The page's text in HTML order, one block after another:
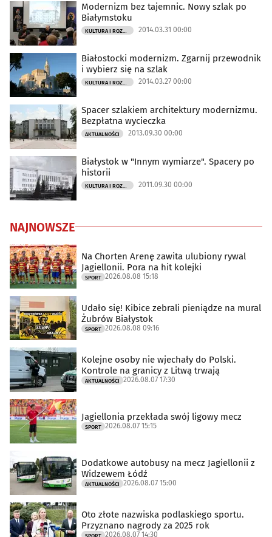
Modernizm bez tajemnic. Nowy szlak po
Białymstoku
2014.03.31 00:00
Białostocki modernizm. Zgarnij przewodnik
i wybierz się na szlak
2014.03.27 00:00
Spacer szlakiem architektury modernizmu.
Bezpłatna wycieczka
AKTUALNOŚCI 2013.09.30 00:00
Białystok w "Innym wymiarze". Spacery po
historii
2011.09.30 00:00
NAJNOWSZE
Na Chorten Arenę zawita ulubiony rywal
Jagiellonii. Pora na hit kolejki
SPORT 2026.08.08 15:18
Udało się! Kibice zebrali pieniądze na mural
Żubrów Białystok
SPORT 2026.08.08 09:16
Kolejne osoby nie wjechały do Polski.
Kontrole na granicy z Litwą trwają
AKTUALNOŚCI 2026.08.07 17:30
Jagiellonia przekłada swój ligowy mecz
SPORT 2026.08.07 15:15
Dodatkowe autobusy na mecz Jagiellonii z
Widzewem Łódź
AKTUALNOŚCI 2026.08.07 15:00
Oto złote nazwiska podlaskiego sportu.
Przyznano nagrody za 2025 rok
2026.08.07 14:30